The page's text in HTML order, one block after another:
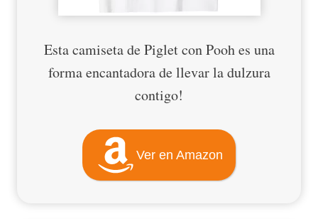
Esta camiseta de Piglet con Pooh es una
forma encantadora de llevar la dulzura
contigo!
Ver en Amazon